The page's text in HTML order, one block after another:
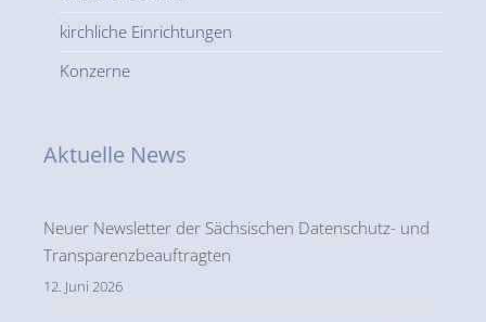
kirchliche Einrichtungen
Konzerne
Aktuelle News
Neuer Newsletter der Sächsischen Datenschutz- und
Transparenzbeauftragten
12. Juni 2026